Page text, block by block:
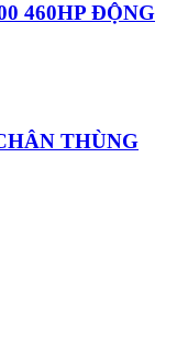
460HP ĐỘNG
THÙNG